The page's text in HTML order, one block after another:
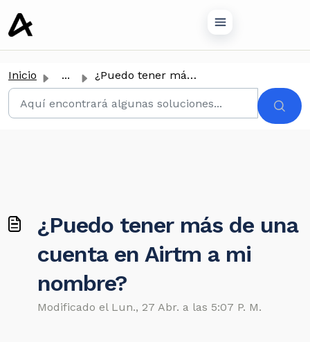
principal
Inicio ... ¿Puedo tener más de una cuenta en Airtm a mi nombre?
¿Puedo tener más de una
cuenta en Airtm a mi
nombre?
Modificado el Lun., 27 Abr. a las 5:07 P. M.